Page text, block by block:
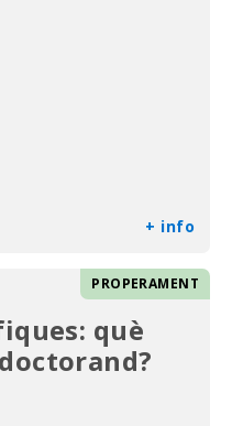
+ info
PROPERAMENT
què